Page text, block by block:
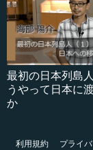
最初の日本列島
うやって日本に
か
利用規約
プライ